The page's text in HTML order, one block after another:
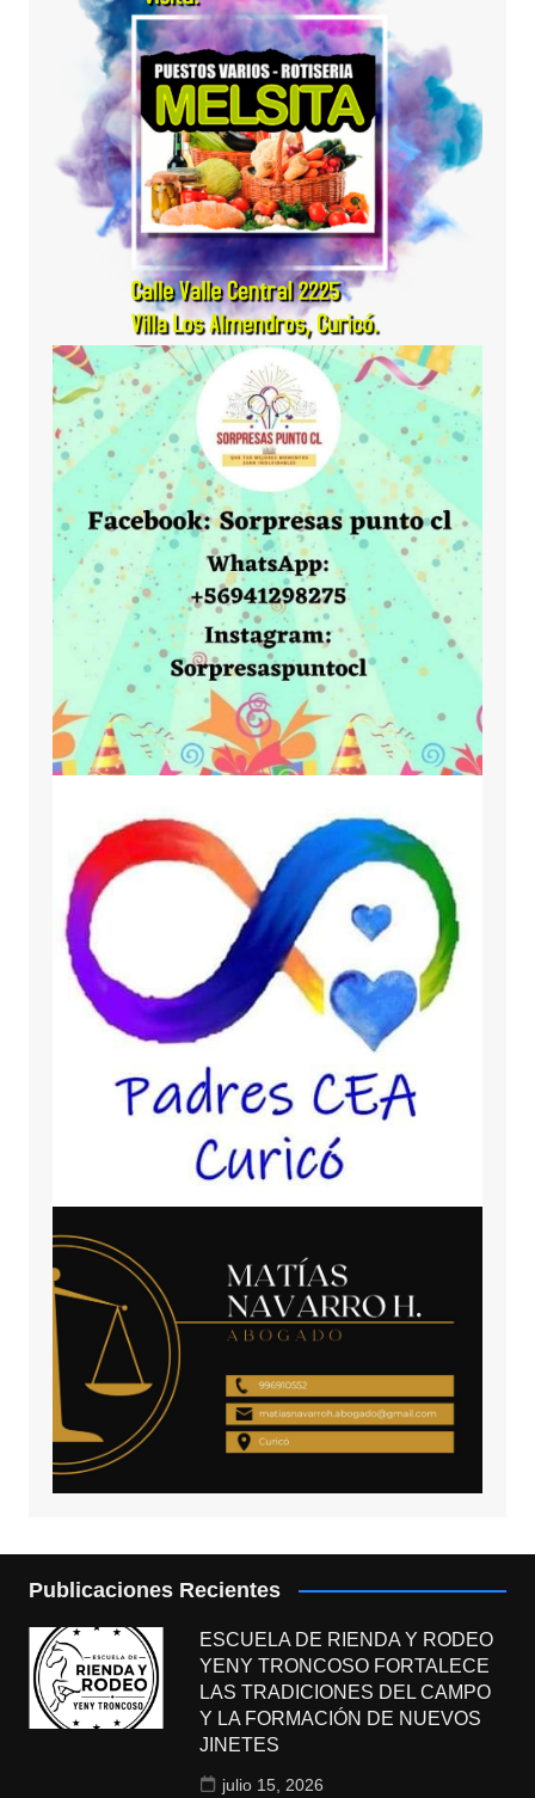
Publicaciones Recientes
ESCUELA DE RIENDA Y RODEO
YENY TRONCOSO FORTALECE
LAS TRADICIONES DEL CAMPO
Y LA FORMACIÓN DE NUEVOS
JINETES
julio 15, 2026